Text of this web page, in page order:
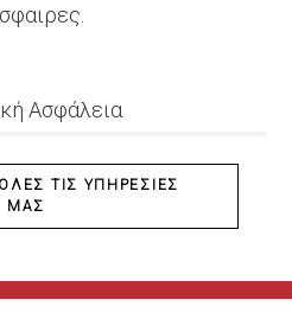
Ασφάλεια
ΤΙΣ ΥΠΗΡΕΣΊΕΣ
ΜΑΣ